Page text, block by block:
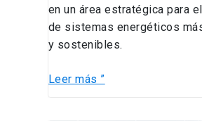
en un área estratégica para
de sistemas energéticos
y sostenibles.
Leer más ”